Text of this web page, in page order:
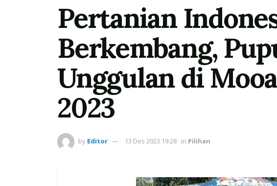
Pertanian
Berkembang,
Unggulan di
2023
by Editor 13 Des 2023 19:28 in Pilihan